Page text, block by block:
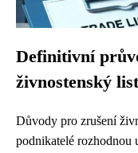
Definitivní
živnostenský
Důvody pro zrušení
podnikatelé rozhodnou